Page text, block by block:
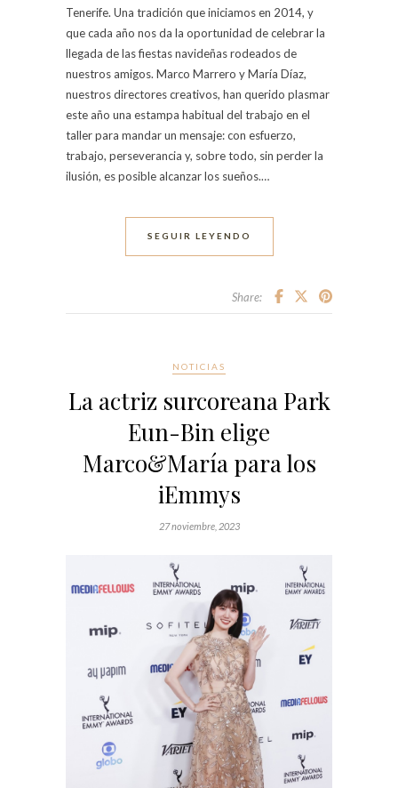
Tenerife. Una tradición que iniciamos en 2014, y
que cada año nos da la oportunidad de celebrar la
llegada de las fiestas navideñas rodeados de
nuestros amigos. Marco Marrero y María Díaz,
nuestros directores creativos, han querido plasmar
este año una estampa habitual del trabajo en el
taller para mandar un mensaje: con esfuerzo,
trabajo, perseverancia y, sobre todo, sin perder la
ilusión, es posible alcanzar los sueños.…
SEGUIR LEYENDO
Share:
NOTICIAS
La actriz surcoreana Park
Eun-Bin elige
Marco&María para los
iEmmys
27 noviembre, 2023